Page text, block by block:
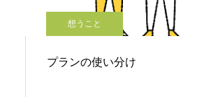
想うこと
プランの使い分け